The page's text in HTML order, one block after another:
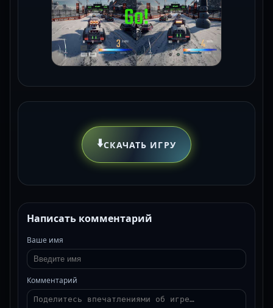
⬇️СКАЧАТЬ ИГРУ
Написать комментарий
Ваше имя
Комментарий